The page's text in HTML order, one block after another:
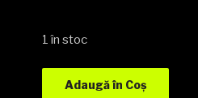
1 în stoc
Adaugă în Coș